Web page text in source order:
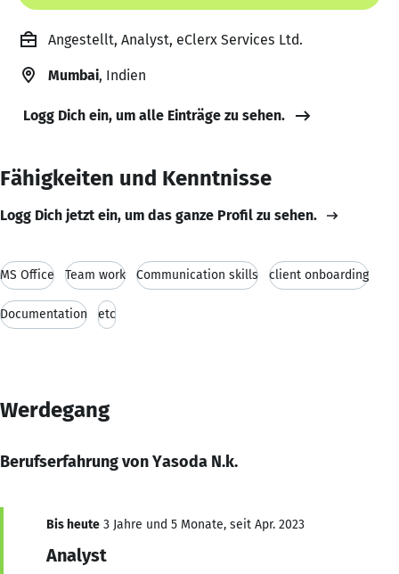
Angestellt, Analyst, eClerx Services Ltd.
Mumbai, Indien
Logg Dich ein, um alle Einträge zu sehen.
Fähigkeiten und Kenntnisse
Logg Dich jetzt ein, um das ganze Profil zu sehen.
MS Office Team work Communication skills client onboarding
Documentation etc
Werdegang
Berufserfahrung von Yasoda N.k.
Bis heute 3 Jahre und 5 Monate, seit Apr. 2023
Analyst